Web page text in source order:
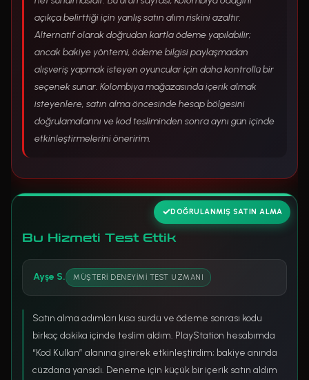
açıkça belirttiği için yanlış satın alım riskini azaltır.
Alternatif olarak doğrudan kartla ödeme yapılabilir;
ancak bakiye yöntemi, ödeme bilgisi paylaşmadan
alışveriş yapmak isteyen oyuncular için daha kontrollü bir
seçenek sunar. Kolombiya mağazasında içerik almak
isteyenlere, satın alma öncesinde hesap bölgesini
doğrulamalarını ve kod tesliminden sonra aynı gün içinde
etkinleştirmelerini öneririm.
Bu Hizmeti Test Ettik
DOĞRULANMIŞ SATIN ALMA
Ayşe S. MÜŞTERI DENEYIMI TEST UZMANI
Satın alma adımları kısa sürdü ve ödeme sonrası kodu
birkaç dakika içinde teslim aldım. PlayStation hesabımda
“Kod Kullan” alanına girerek etkinleştirdim; bakiye anında
cüzdana yansıdı. Deneme için küçük bir içerik satın aldım